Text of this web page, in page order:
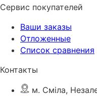
Сервис покупателей
Ваши заказы
Отложенные
Список сравнения
Контакты
м. Сміла,